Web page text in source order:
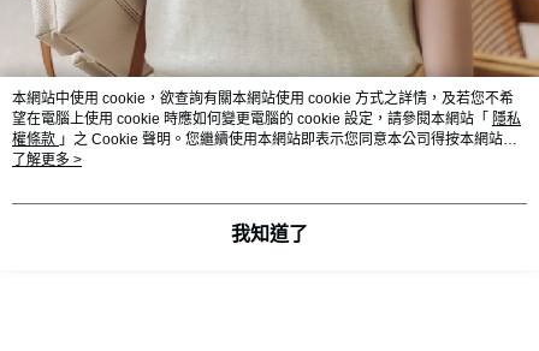
本網站中使用 cookie，欲查詢有關本網站使用 cookie 方式之詳情，及若您不希
望在電腦上使用 cookie 時應如何變更電腦的 cookie 設定，請參閱本網站「 隱私
權條款 」之 Cookie 聲明。您繼續使用本網站即表示您同意本公司得按本網站使
用條款之 Cookie 聲明使用 cookie。
了解更多 >
我知道了